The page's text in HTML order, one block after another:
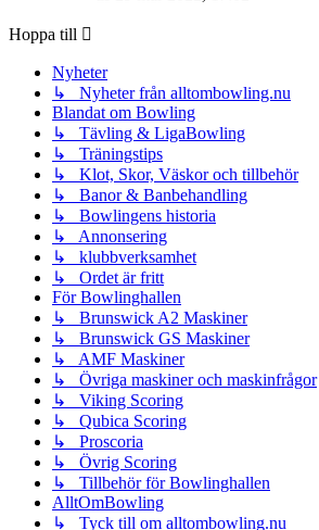
det
Hoppa till
Nyheter
↳ Nyheter från alltombowling.nu
Blandat om Bowling
↳ Tävling & LigaBowling
↳ Träningstips
↳ Klot, Skor, Väskor och tillbehör
↳ Banor & Banbehandling
↳ Bowlingens historia
↳ Annonsering
↳ klubbverksamhet
↳ Ordet är fritt
För Bowlinghallen
↳ Brunswick A2 Maskiner
↳ Brunswick GS Maskiner
↳ AMF Maskiner
↳ Övriga maskiner och maskinfrågor
↳ Viking Scoring
↳ Qubica Scoring
↳ Proscoria
↳ Övrig Scoring
↳ Tillbehör för Bowlinghallen
AlltOmBowling
↳ Tyck till om alltombowling.nu